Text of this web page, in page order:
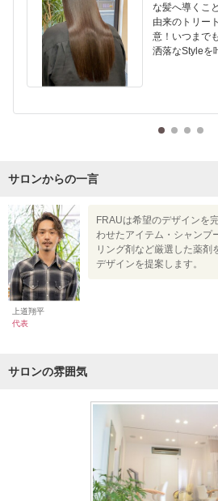
な髪へ導くこ
由来のトリー
意！いつまで
洒落なStyleを
サロンからの一言
上道翔平
代表
FRAUは希望のデザインを
わせたアイテム・シャンプ
リング剤など厳選した薬剤
デザインを提案します。
サロンの雰囲気